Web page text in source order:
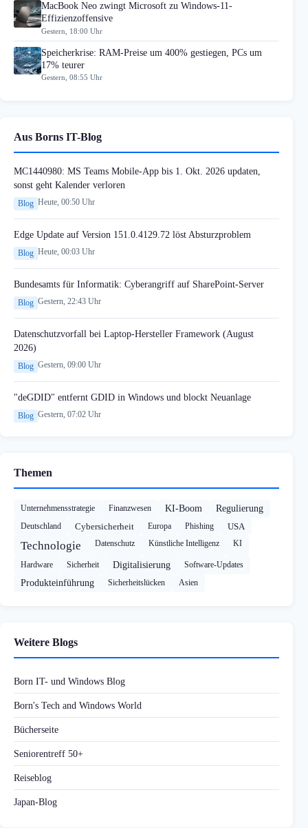
MacBook Neo zwingt Microsoft zu Windows-11-
Effizienzoffensive
Gestern, 18:00 Uhr
Speicherkrise: RAM-Preise um 400% gestiegen, PCs um
17% teurer
Gestern, 08:55 Uhr
Aus Borns IT-Blog
MC1440980: MS Teams Mobile-App bis 1. Okt. 2026 updaten,
sonst geht Kalender verloren
Blog Heute, 00:50 Uhr
Edge Update auf Version 151.0.4129.72 löst Absturzproblem
Blog Heute, 00:03 Uhr
Bundesamts für Informatik: Cyberangriff auf SharePoint-Server
Blog Gestern, 22:43 Uhr
Datenschutzvorfall bei Laptop-Hersteller Framework (August
2026)
Blog Gestern, 09:00 Uhr
"deGDID" entfernt GDID in Windows und blockt Neuanlage
Blog Gestern, 07:02 Uhr
Themen
Unternehmensstrategie Finanzwesen KI-Boom Regulierung
Deutschland Cybersicherheit Europa Phishing USA
Technologie Datenschutz Künstliche Intelligenz KI
Hardware Sicherheit Digitalisierung Software-Updates
Produkteinführung Sicherheitslücken Asien
Weitere Blogs
Born IT- und Windows Blog
Born's Tech and Windows World
Bücherseite
Seniorentreff 50+
Reiseblog
Japan-Blog